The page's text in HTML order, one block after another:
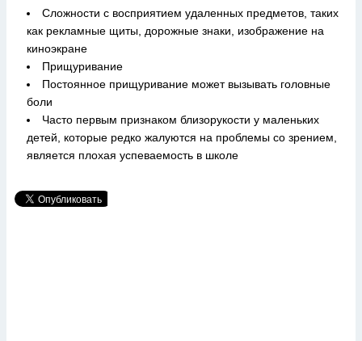
Сложности с восприятием удаленных предметов, таких
как рекламные щиты, дорожные знаки, изображение на
киноэкране
Прищуривание
Постоянное прищуривание может вызывать головные
боли
Часто первым признаком близорукости у маленьких
детей, которые редко жалуются на проблемы со зрением,
является плохая успеваемость в школе